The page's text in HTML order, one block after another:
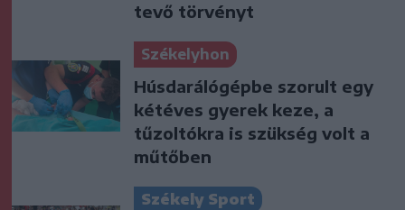
tevő törvényt
Székelyhon
Húsdarálógépbe szorult egy
kétéves gyerek keze, a
tűzoltókra is szükség volt a
műtőben
Székely Sport